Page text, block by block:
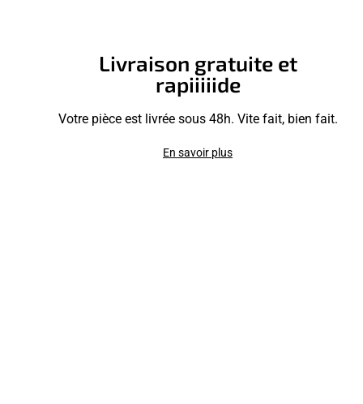
Livraison gratuite et
rapiiiiide
Votre pièce est livrée sous 48h. Vite fait, bien fait.
En savoir plus